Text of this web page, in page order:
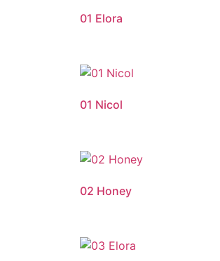
01 Elora
01 Nicol
02 Honey